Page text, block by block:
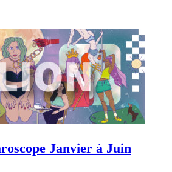
Janvier à Juin